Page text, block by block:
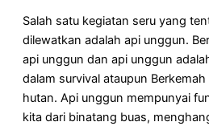
Salah satu kegiatan seru yang
dilewatkan adalah api unggun.
api unggun dan api unggun
dalam survival ataupun
hutan. Api unggun mempunyai
kita dari binatang buas,